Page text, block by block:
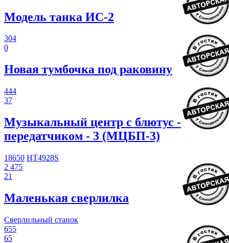
Модель танка ИС-2
304
0
Новая тумбочка под раковину
444
37
Музыкальный центр с блютус -
передатчиком - 3 (МЦБП-3)
18650 HT4928S
2 475
21
Маленькая сверлилка
Сверлильный станок
655
65